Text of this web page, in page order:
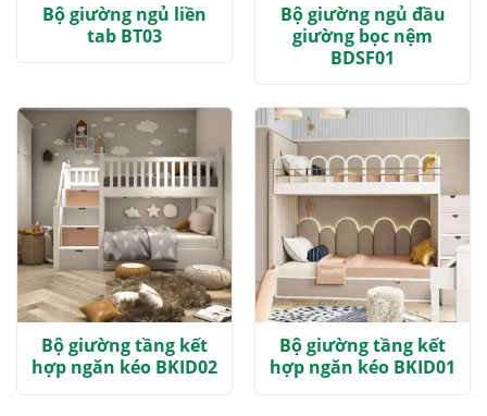
Bộ giường ngủ liền
tab BT03
Bộ giường ngủ đầu
giường bọc nệm
BDSF01
Bộ giường tầng kết
hợp ngăn kéo BKID02
Bộ giường tầng kết
hợp ngăn kéo BKID01